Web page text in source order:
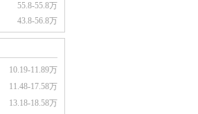
55.8-55.8万
43.8-56.8万
10.19-11.89万
11.48-17.58万
13.18-18.58万